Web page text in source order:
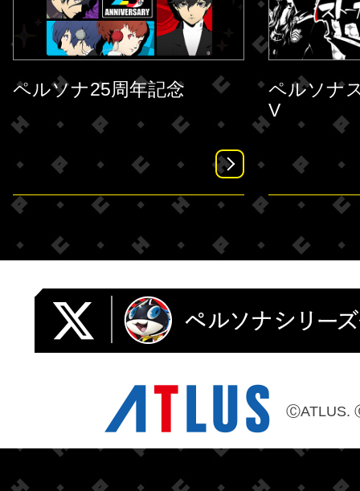
ペルソナ25周年記念
ペルソナ
V
ⒸATLUS.